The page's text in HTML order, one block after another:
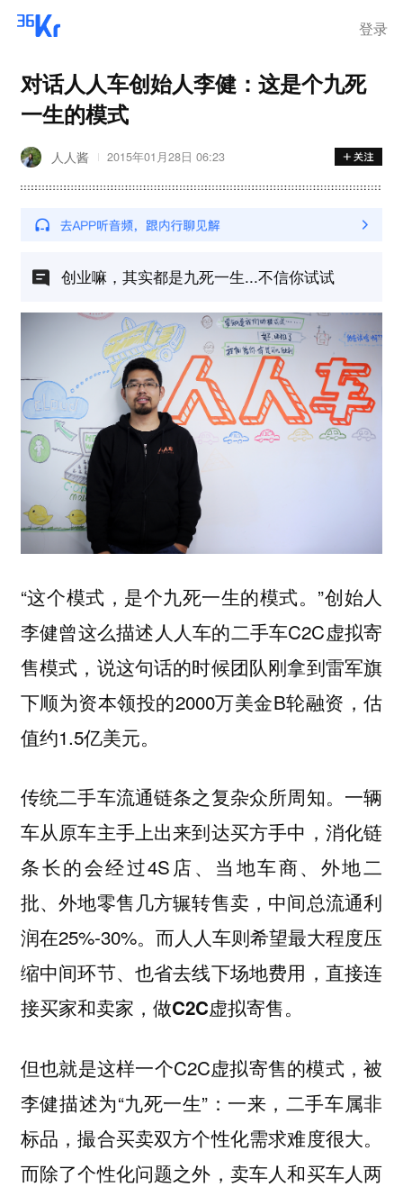
登录
对话人人车创始人李健：这是个九死
一生的模式
人人酱 2015年01月28日 06:23
创业嘛，其实都是九死一生...不信你试试
“这个模式，是个九死一生的模式。”创始人
李健曾这么描述人人车的二手车C2C虚拟寄
售模式，说这句话的时候团队刚拿到雷军旗
下顺为资本领投的2000万美金B轮融资，估
值约1.5亿美元。
传统二手车流通链条之复杂众所周知。一辆
车从原车主手上出来到达买方手中，消化链
条长的会经过4S店、当地车商、外地二
批、外地零售几方辗转售卖，中间总流通利
润在25%-30%。 而人人车则希望最大程度压
缩中间环节、也省去线下场地费用，直接连
接买家和卖家，做C2C虚拟寄售。
但也就是这样一个C2C虚拟寄售的模式，被
李健描述为“九死一生”：一来，二手车属非
标品，撮合买卖双方个性化需求难度很大。
而除了个性化问题之外，卖车人和买车人两